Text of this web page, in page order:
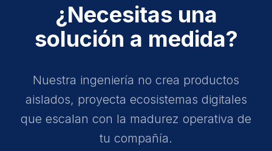
¿Necesitas una
solución a medida?
Nuestra ingeniería no crea productos
aislados, proyecta ecosistemas digitales
que escalan con la madurez operativa de
tu compañía.